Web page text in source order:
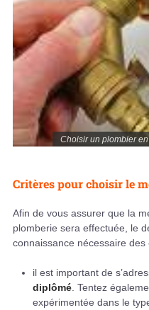
Choisir un plombier
Critères pour choisir le
Afin de vous assurer que la
plomberie sera effectuée, le
connaissance nécessaire des
il est important de
diplômé . Tentez
expérimentée dans le